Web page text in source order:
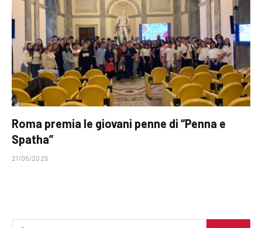
Roma premia le giovani penne di “Penna e
Spatha”
21/05/2025